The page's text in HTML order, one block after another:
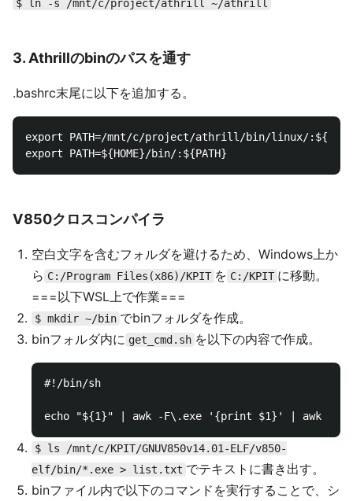
$ ln -s /mnt/c/project/athrill ~/athrill
3. Athrillのbinのパスを通す
.bashrc末尾に以下を追加する。
export PATH=/mnt/c/project/athrill/bin/linux/
V850クロスコンパイラ
空白文字を含むフォルダを避けるため、Windows上か
ら C:/Program Files(x86)/KPIT を C:/KPIT に移動。
===以下WSL上で作業===
$ mkdir ~/bin でbinフォルダを作成。
binフォルダ内に get_cmd.sh を以下の内容で作成。
#!/bin/sh
$ ls /mnt/c/KPIT/GNUV850v14.01-ELF/v850-
elf/bin/*.exe > list.txt でテキストに書き出す。
binファイル内で以下のコマンドを実行することで、シ